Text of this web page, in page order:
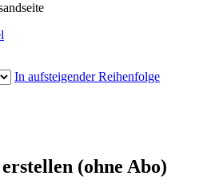
In aufsteigender Reihenfolge
(ohne Abo)